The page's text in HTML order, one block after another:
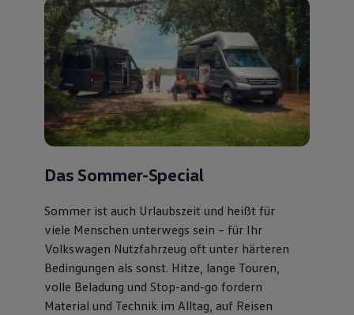
Das Sommer-Special
Sommer ist auch Urlaubszeit und heißt für
viele Menschen unterwegs sein – für Ihr
Volkswagen Nutzfahrzeug oft unter härteren
Bedingungen als sonst. Hitze, lange Touren,
volle Beladung und Stop-and-go fordern
Material und Technik im Alltag, auf Reisen